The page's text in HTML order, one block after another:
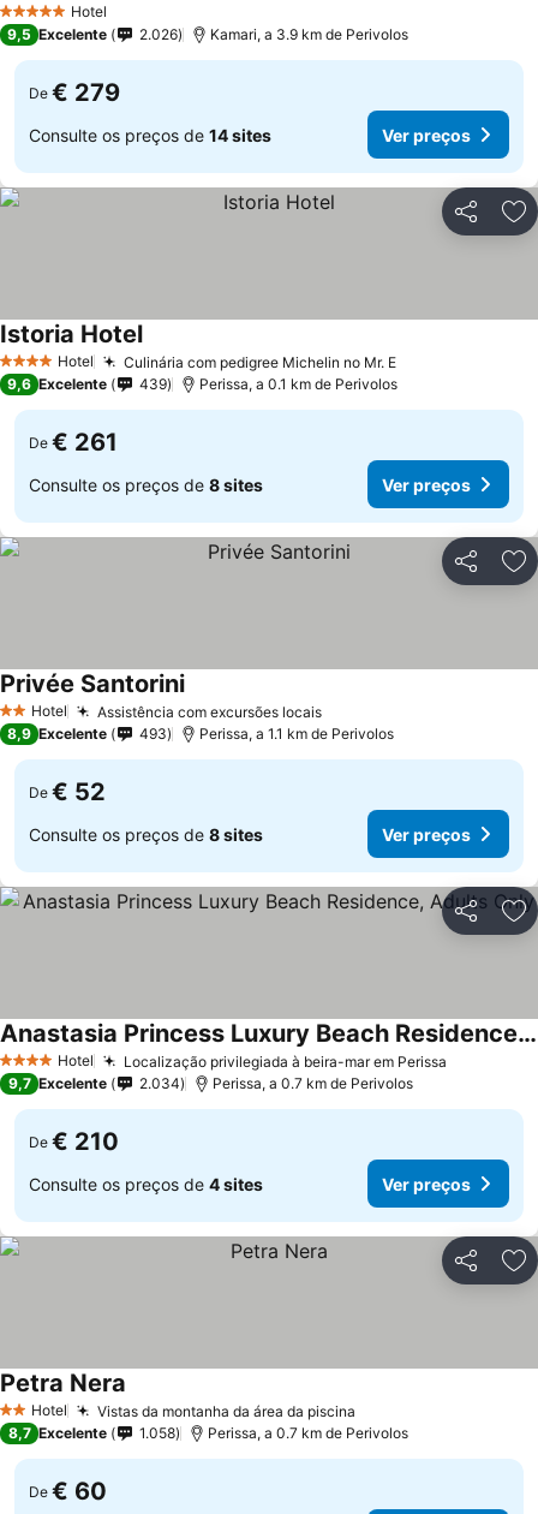
5 Estrelas Hotel
9,5 Excelente 2.026 Kamari, a 3.9 km de Perivolos
De € 279
Consulte os preços de 14 sites Ver preços
Partilhar
4 EstrelasHotel Culinária com pedigree Michelin no Mr. E
Istoria Hotel
9,6 Excelente 439 Perissa, a 0.1 km de Perivolos
De € 261
Consulte os preços de 8 sites Ver preços
Partilhar
2 Estrelas
Hotel Assistência com excursões locais
Privée Santorini
8,9 Excelente 493 Perissa, a 1.1 km de Perivolos
De € 52
Consulte os preços de 8 sites Ver preços
Partilhar
4 EstrelasHotel Localização privilegiada à beira-mar em Perissa
Anastasia Princess Luxury Beach Residence, Adults Only
9,7 Excelente 2.034 Perissa, a 0.7 km de Perivolos
De € 210
Consulte os preços de 4 sites Ver preços
Partilhar
2 Estrelas
Hotel Vistas da montanha da área da piscina
Petra Nera
8,7 Excelente 1.058 Perissa, a 0.7 km de Perivolos
De € 60